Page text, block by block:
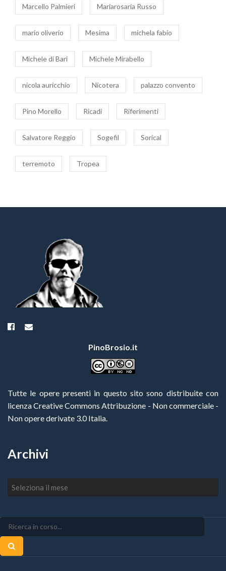
Marcello Palmieri Mariarosaria Russo
mario oliverio Mesima michela fabio
Michele di Bari Michele Mirabello
nicola auricchio Nicotera palazzo convento
Pino Morello Ricadi Riferimenti
Salvatore Reggio Sogefil Sorical
terremoto Tropea
PinoBrosio.it
Tutte le opere presenti in questo sito sono distribuite con
licenza Creative Commons Attribuzione - Non commerciale -
Non opere derivate 3.0 Italia.
Archivi
Archivi